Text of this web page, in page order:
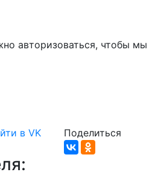
авторизоваться, чтобы мы
в VK Поделиться